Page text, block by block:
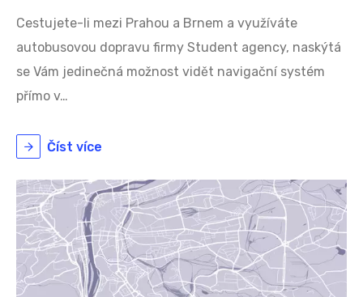
Cestujete-li mezi Prahou a Brnem a využíváte
autobusovou dopravu firmy Student agency, naskýtá
se Vám jedinečná možnost vidět navigační systém
přímo v…
Číst více